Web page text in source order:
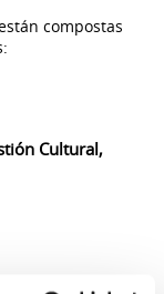
compostas
Cultural,